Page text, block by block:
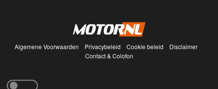
Algemene Voorwaarden Privacybeleid Cookie beleid
Disclaimer
Contact & Colofon